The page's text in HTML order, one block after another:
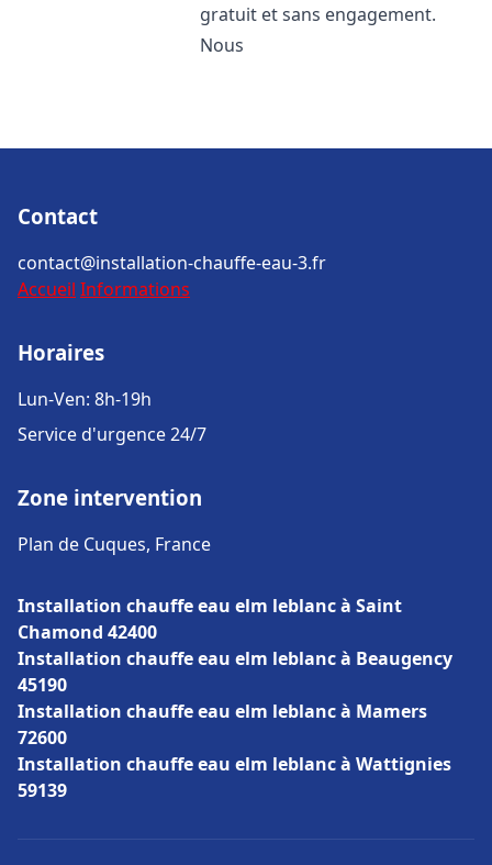
gratuit et sans engagement.
Nous
Contact
contact@installation-chauffe-eau-3.fr
Accueil Informations
Horaires
Lun-Ven: 8h-19h
Service d'urgence 24/7
Zone intervention
Plan de Cuques, France
Installation chauffe eau elm leblanc à Saint
Chamond 42400
Installation chauffe eau elm leblanc à Beaugency
45190
Installation chauffe eau elm leblanc à Mamers
72600
Installation chauffe eau elm leblanc à Wattignies
59139